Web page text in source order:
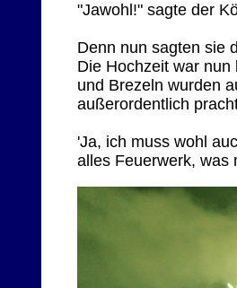
"Jawohl!" sagte der
Denn nun sagten sie
Die Hochzeit war
und Brezeln wurden
außerordentlich
'Ja, ich muss wohl
alles Feuerwerk, was